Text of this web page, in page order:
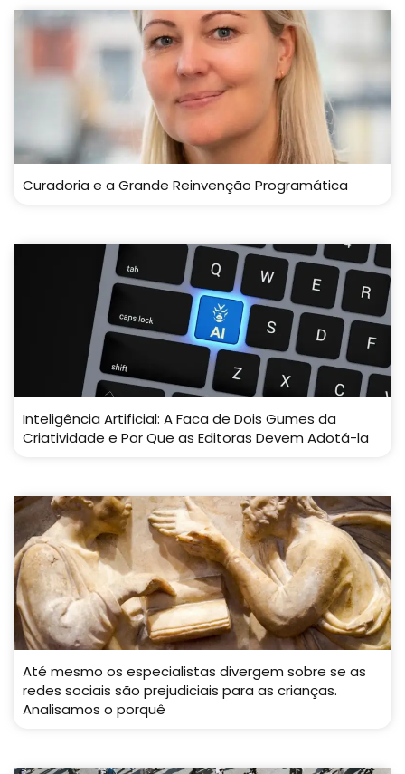
Curadoria e a Grande Reinvenção Programática
Inteligência Artificial: A Faca de Dois Gumes da
Criatividade e Por Que as Editoras Devem Adotá-la
Até mesmo os especialistas divergem sobre se as
redes sociais são prejudiciais para as crianças.
Analisamos o porquê